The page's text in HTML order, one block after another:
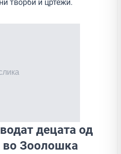
творби и цртежи.
децата од
во Зоолошка